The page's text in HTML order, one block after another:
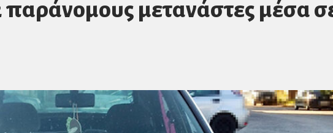
παράνομους μετανάστες μέσα